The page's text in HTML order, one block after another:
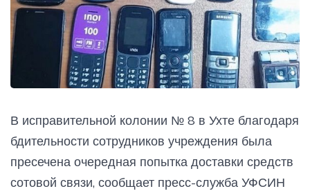
В исправительной колонии № 8 в Ухте благодаря
бдительности сотрудников учреждения была
пресечена очередная попытка доставки средств
сотовой связи, сообщает пресс-служба УФСИН